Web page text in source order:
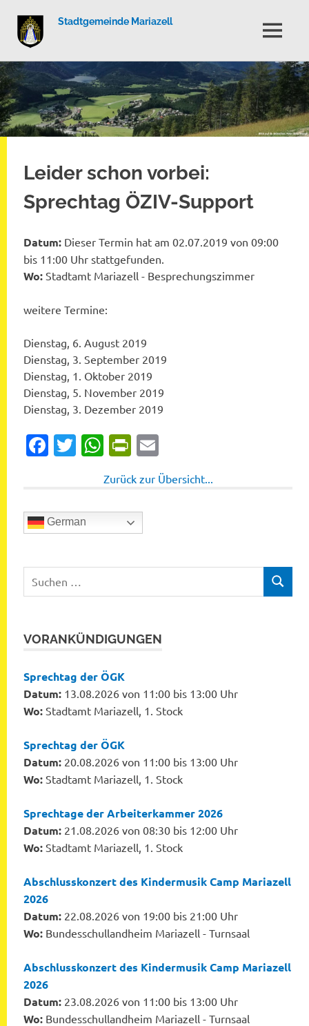
Zum
Inhalt
springen
Stadtgemeinde Mariazell
MENÜ
Leider schon vorbei:
Sprechtag ÖZIV-Support
Datum: Dieser Termin hat am 02.07.2019 von 09:00
bis 11:00 Uhr stattgefunden.
Wo: Stadtamt Mariazell - Besprechungszimmer
weitere Termine:
Dienstag, 6. August 2019
Dienstag, 3. September 2019
Dienstag, 1. Oktober 2019
Dienstag, 5. November 2019
Dienstag, 3. Dezember 2019
Facebook
Twitter
WhatsApp
PrintFriendly
Zurück zur Übersicht...
German
nach:
SUCHEN
VORANKÜNDIGUNGEN
Sprechtag der ÖGK
Datum: 13.08.2026 von 11:00 bis 13:00 Uhr
Wo: Stadtamt Mariazell, 1. Stock
Sprechtag der ÖGK
Datum: 20.08.2026 von 11:00 bis 13:00 Uhr
Wo: Stadtamt Mariazell, 1. Stock
Sprechtage der Arbeiterkammer 2026
Datum: 21.08.2026 von 08:30 bis 12:00 Uhr
Wo: Stadtamt Mariazell, 1. Stock
Abschlusskonzert des Kindermusik Camp Mariazell
2026
Datum: 22.08.2026 von 19:00 bis 21:00 Uhr
Wo: Bundesschullandheim Mariazell - Turnsaal
Abschlusskonzert des Kindermusik Camp Mariazell
2026
Datum: 23.08.2026 von 11:00 bis 13:00 Uhr
Wo: Bundesschullandheim Mariazell - Turnsaal